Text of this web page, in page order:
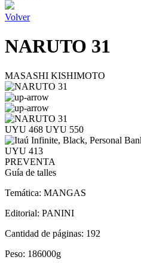
Volver
NARUTO 31
MASASHI KISHIMOTO
UYU 468 UYU 550
UYU 413
PREVENTA
Guía de talles
Temática: MANGAS
Editorial: PANINI
Cantidad de páginas: 192
Peso: 186000g